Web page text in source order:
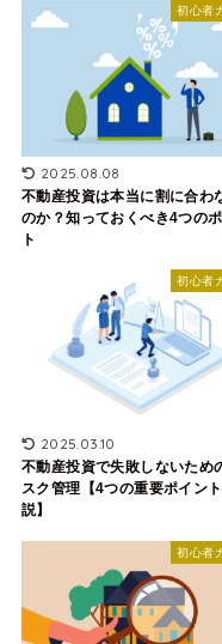
初心者
2025.08.08
不動産投資は本当に割に合わ
のか？知っておくべき4つの
ト
初心者
2025.03.10
不動産投資で失敗しないため
スク管理【4つの重要ポイン
説】
初心者